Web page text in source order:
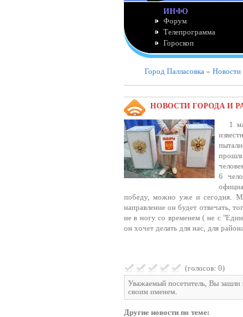
ИНФО
Форум
Телепрограмма
Гороскоп
Город Палласовка » Новости
НОВОСТИ ГОРОДА И
1
6
победу, можно уже и сегодня.
направление он будет отвечать,
не в ногу со временем ( не с
он хочет делать для нас, для
(голосов: 0)
Уважаемый посетитель, Вы зашли
своим именем.
Другие новости по теме: